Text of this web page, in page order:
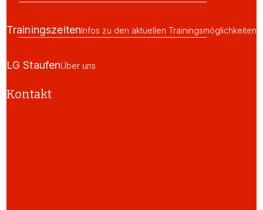
TrainingszeitenInfos zu den aktuellen Trainingsmöglichkeiten
LG StaufenÜber uns
Kontakt